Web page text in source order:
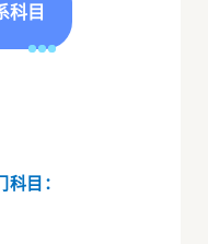
科目
目：